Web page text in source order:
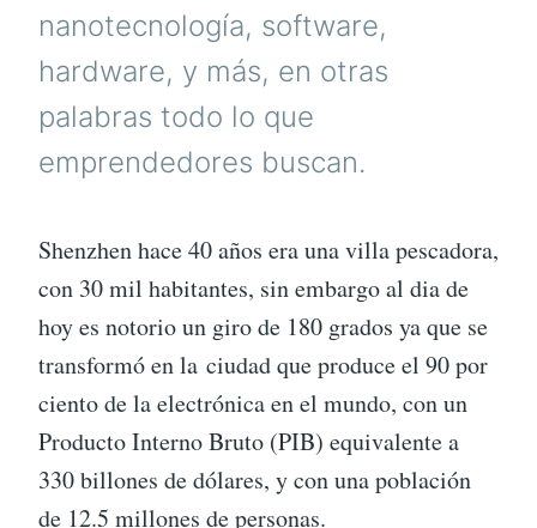
nanotecnología, software,
hardware, y más, en otras
palabras todo lo que
emprendedores buscan.
Shenzhen hace 40 años era una villa pescadora,
con 30 mil habitantes, sin embargo al dia de
hoy es notorio un giro de 180 grados ya que se
transformó en la ciudad que produce el 90 por
ciento de la electrónica en el mundo, con un
Producto Interno Bruto (PIB) equivalente a
330 billones de dólares, y con una población
de 12.5 millones de personas.